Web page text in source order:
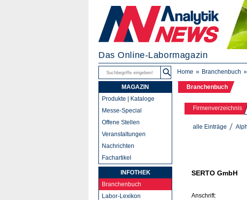
Das Online-Labormagazin
Home Branchenbuch
Branchenbuch
Firmenverzeichnis
alle Einträge
SERTO GmbH
Anschrift:
MAGAZIN
Produkte | Kataloge
Messe-Special
Offene Stellen
Veranstaltungen
Nachrichten
Fachartikel
INFOTHEK
Branchenbuch
Labor-Lexikon